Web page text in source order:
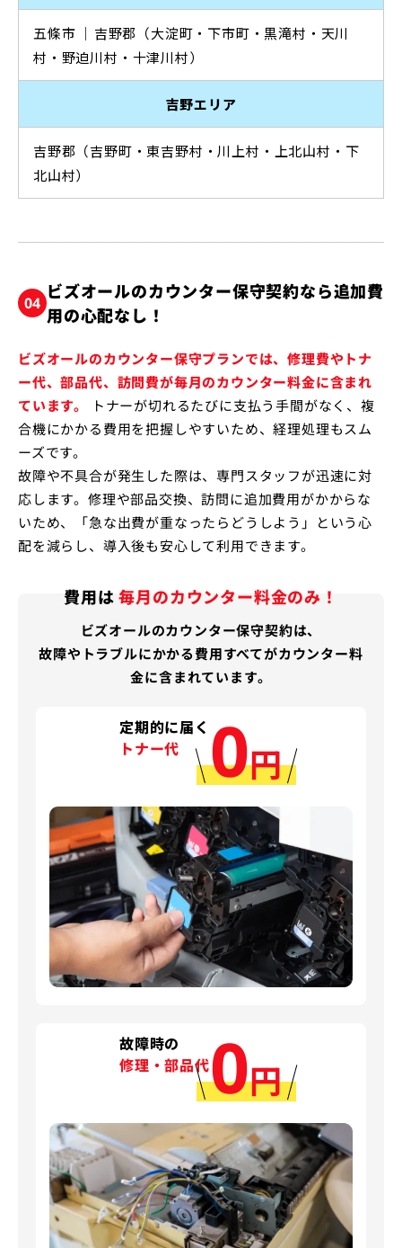
五條市 ｜⁠ 吉野郡（大淀町・下市町・黒滝村・天川
村・野迫川村・十津川村）
吉野エリア
吉野郡（吉野町・東吉野村・川上村・上北山村・下
北山村）
04
ビズオールのカウンター保守契約なら追加費
用の心配なし！
ビズオールのカウンター保守プランでは、修理費やトナ
ー代、部品代、訪問費が毎月のカウンター料金に含まれ
ています。 トナーが切れるたびに支払う手間がなく、複
合機にかかる費用を把握しやすいため、経理処理もスム
ーズです。
故障や不具合が発生した際は、専門スタッフが迅速に対
応します。修理や部品交換、訪問に追加費用がかからな
いため、「急な出費が重なったらどうしよう」という心
配を減らし、導入後も安心して利用できます。
費用は毎月のカウンター料金のみ！
ビズオールのカウンター保守契約は、
故障やトラブルにかかる費用すべてがカウンター料
金に含まれています。
定期的に届く
トナー代 0円
故障時の
修理・部品代0円